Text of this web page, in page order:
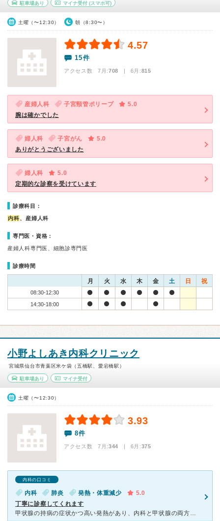
駐車場あり マイナ受付(スマホ可)
土曜（〜12:30） 朝（8:30〜）
4.57
15件
アクセス数 7月:708 | 6月:815
産婦人科 子宮頸管ポリープ
5.0
腕は確かでした
婦人科 子宮がん
5.0
ありがとうございました
婦人科
5.0
定期的な診察を受けています
診療科目：
内科、産婦人科
専門医・資格：
産婦人科専門医、細胞診専門医
診療時間
月 火 水 木 金 土 日 祝
08:30-12:30
14:30-18:00
小野よしあき内科クリニック
宮城県仙台市青葉区米ケ袋（五橋駅、愛宕橋駅）
駐車場あり マイナ受付
土曜（〜12:30）
3.93
8件
アクセス数 7月:344 | 6月:375
内科の口コミ
内科 肺炎 発熱・体重減少
5.0
丁寧に診察してくれます
甲状腺の持病の症状かつ高い発熱があり、内科と甲状腺の両方を診ていただけるこちらに伺いました。様々な検査をしてくださり、結果肺炎が見つかってこちらを利用して本当によかったです。 先生も丁寧に話を聞いて